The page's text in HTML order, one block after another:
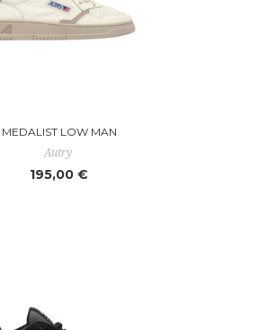
MEDALIST LOW MAN
Autry
195,00 €